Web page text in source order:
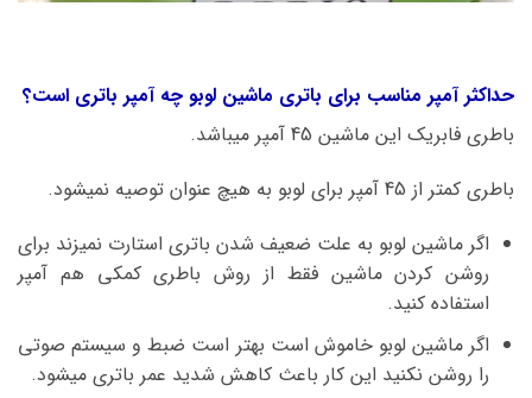
حداکثر آمپر مناسب برای باتری ماشین لوبو چه آمپر باتری است؟
باطری فابریک این ماشین 45 آمپر میباشد.
باطری کمتر از 45 آمپر برای لوبو به هیچ عنوان توصیه نمیشود.
اگر ماشین لوبو به علت ضعیف شدن باتری استارت نمیزند برای
روشن کردن ماشین فقط از روش باطری کمکی هم آمپر
استفاده کنید.
اگر ماشین لوبو خاموش است بهتر است ضبط و سیستم صوتی
را روشن نکنید این کار باعث کاهش شدید عمر باتری میشود.